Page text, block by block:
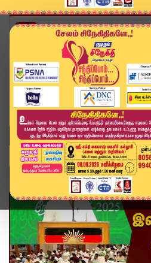
Home Topics முதலமைச்சர்
முதலமைச்சர் மு.க.ஸ்டாலின்